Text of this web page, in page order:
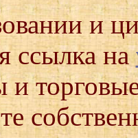
и
ссылка на
и